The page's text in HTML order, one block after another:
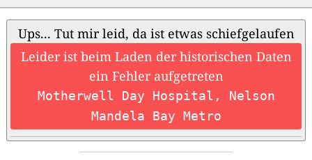
Ups... Tut mir leid, da ist etwas schiefgelaufen
Leider ist beim Laden der historischen Daten
ein Fehler aufgetreten
Motherwell Day Hospital, Nelson
Mandela Bay Metro